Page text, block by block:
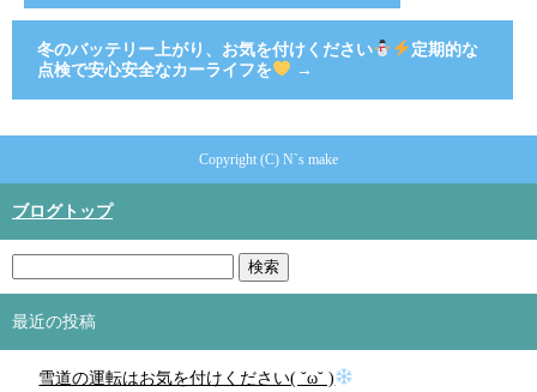
冬のバッテリー上がり、お気を付けください
定期的な
点検で安心安全なカーライフを
→
Copyright (C) N`s make
ブログトップ
最近の投稿
雪道の運転はお気を付けください( ˘ω˘ )